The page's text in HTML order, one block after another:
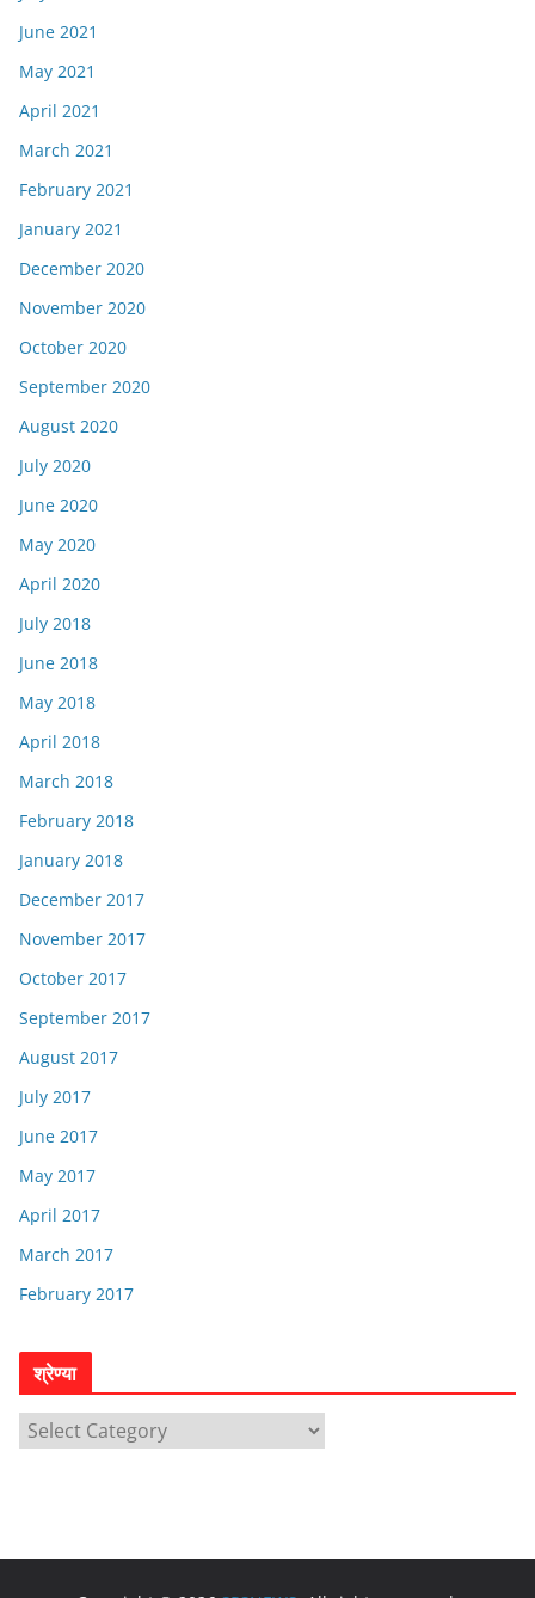
June 2021
May 2021
April 2021
March 2021
February 2021
January 2021
December 2020
November 2020
October 2020
September 2020
August 2020
July 2020
June 2020
May 2020
April 2020
July 2018
June 2018
May 2018
April 2018
March 2018
February 2018
January 2018
December 2017
November 2017
October 2017
September 2017
August 2017
July 2017
June 2017
May 2017
April 2017
March 2017
February 2017
श्रेण्या
श्रे
ण्या